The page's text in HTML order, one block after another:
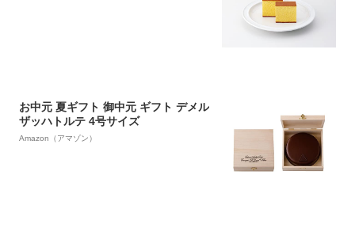
お中元 夏ギフト 御中元 ギフト デメル
ザッハトルテ 4号サイズ
Amazon（アマゾン）